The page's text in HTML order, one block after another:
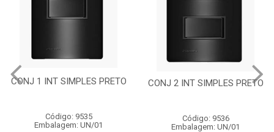
CONJ 1 INT SIMPLES PRETO
Código: 9535
Embalagem: UN/01
CONJ 2 INT SIMPLES PRETO
Código: 9536
Embalagem: UN/01